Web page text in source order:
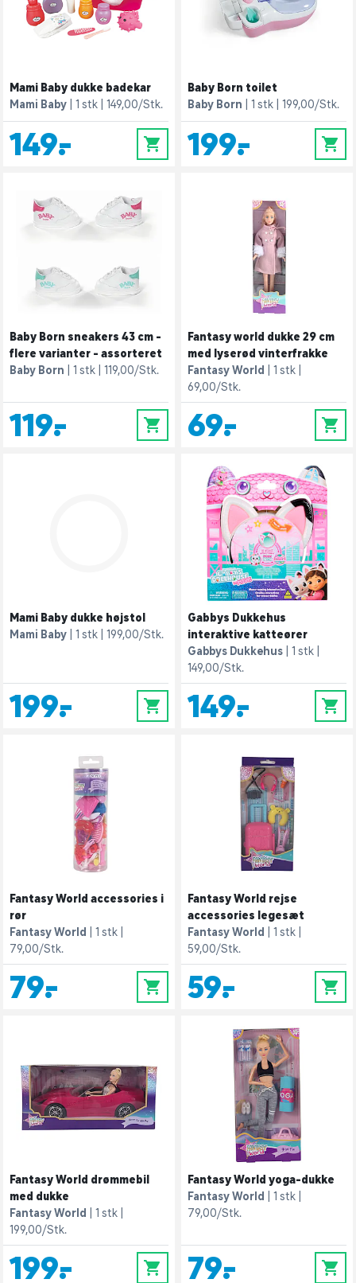
Mami Baby dukke badekar
Mami Baby
1 stk 149,00/Stk.
149,- 0
Baby Born toilet
Baby Born
1 stk 199,00/Stk.
199,- 0
Baby Born sneakers 43 cm -
flere varianter - assorteret
Baby Born
1 stk 119,00/Stk.
119,- 0
Fantasy world dukke 29 cm
med lyserød vinterfrakke
Fantasy World
1 stk
69,00/Stk.
69,- 0
Mami Baby dukke højstol
Mami Baby
1 stk 199,00/Stk.
199,- 0
Gabbys Dukkehus
interaktive katteører
Gabbys Dukkehus
1 stk
149,00/Stk.
149,- 0
Fantasy World accessories i
rør
Fantasy World
1 stk
79,00/Stk.
79,- 0
Fantasy World rejse
accessories legesæt
Fantasy World
1 stk
59,00/Stk.
59,- 0
Fantasy World drømmebil
med dukke
Fantasy World
1 stk
199,00/Stk.
199,- 0
Fantasy World yoga-dukke
Fantasy World
1 stk
79,00/Stk.
79,- 0